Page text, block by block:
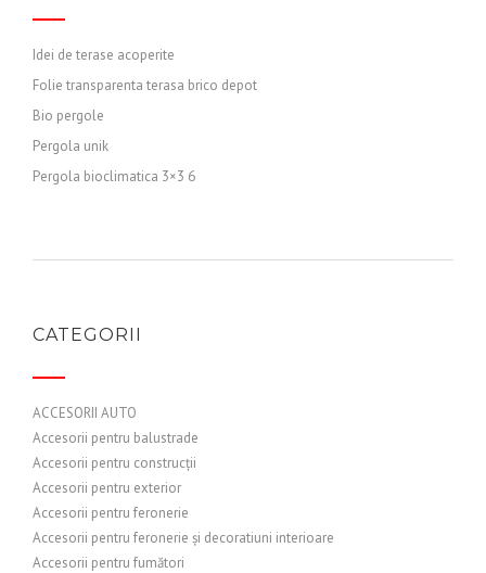
Idei de terase acoperite
Folie transparenta terasa brico depot
Bio pergole
Pergola unik
Pergola bioclimatica 3×3 6
CATEGORII
ACCESORII AUTO
Accesorii pentru balustrade
Accesorii pentru construcții
Accesorii pentru exterior
Accesorii pentru feronerie
Accesorii pentru feronerie și decoratiuni interioare
Accesorii pentru fumători